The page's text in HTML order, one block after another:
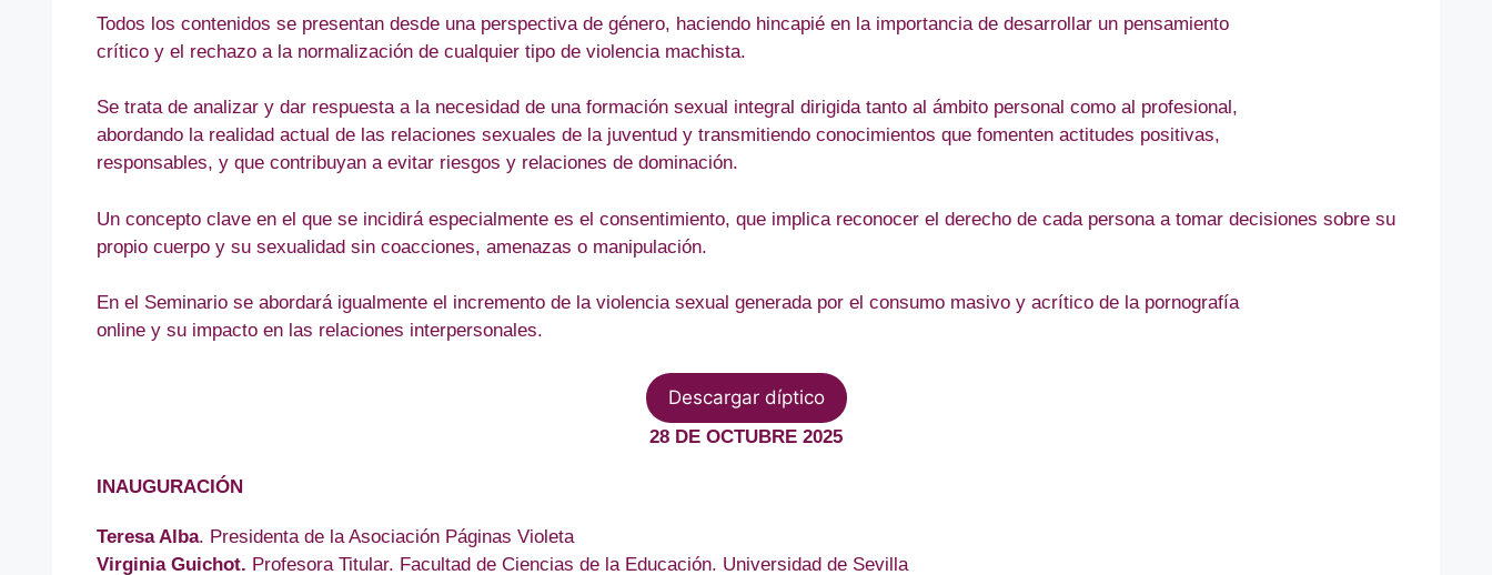
Todos los contenidos se presentan desde una perspectiva de género, haciendo hincapié en la importancia de desarrollar un pensamiento
crítico y el rechazo a la normalización de cualquier tipo de violencia machista.
Se trata de analizar y dar respuesta a la necesidad de una formación sexual integral dirigida tanto al ámbito personal como al profesional,
abordando la realidad actual de las relaciones sexuales de la juventud y transmitiendo conocimientos que fomenten actitudes positivas,
responsables, y que contribuyan a evitar riesgos y relaciones de dominación.
Un concepto clave en el que se incidirá especialmente es el consentimiento, que implica reconocer el derecho de cada persona a tomar decisiones sobre su
propio cuerpo y su sexualidad sin coacciones, amenazas o manipulación.
En el Seminario se abordará igualmente el incremento de la violencia sexual generada por el consumo masivo y acrítico de la pornografía
online y su impacto en las relaciones interpersonales.
Descargar díptico
28 DE OCTUBRE 2025
INAUGURACIÓN
Teresa Alba. Presidenta de la Asociación Páginas Violeta
Virginia Guichot. Profesora Titular. Facultad de Ciencias de la Educación. Universidad de Sevilla